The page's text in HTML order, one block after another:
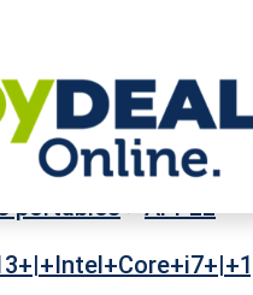
portables>APPLE